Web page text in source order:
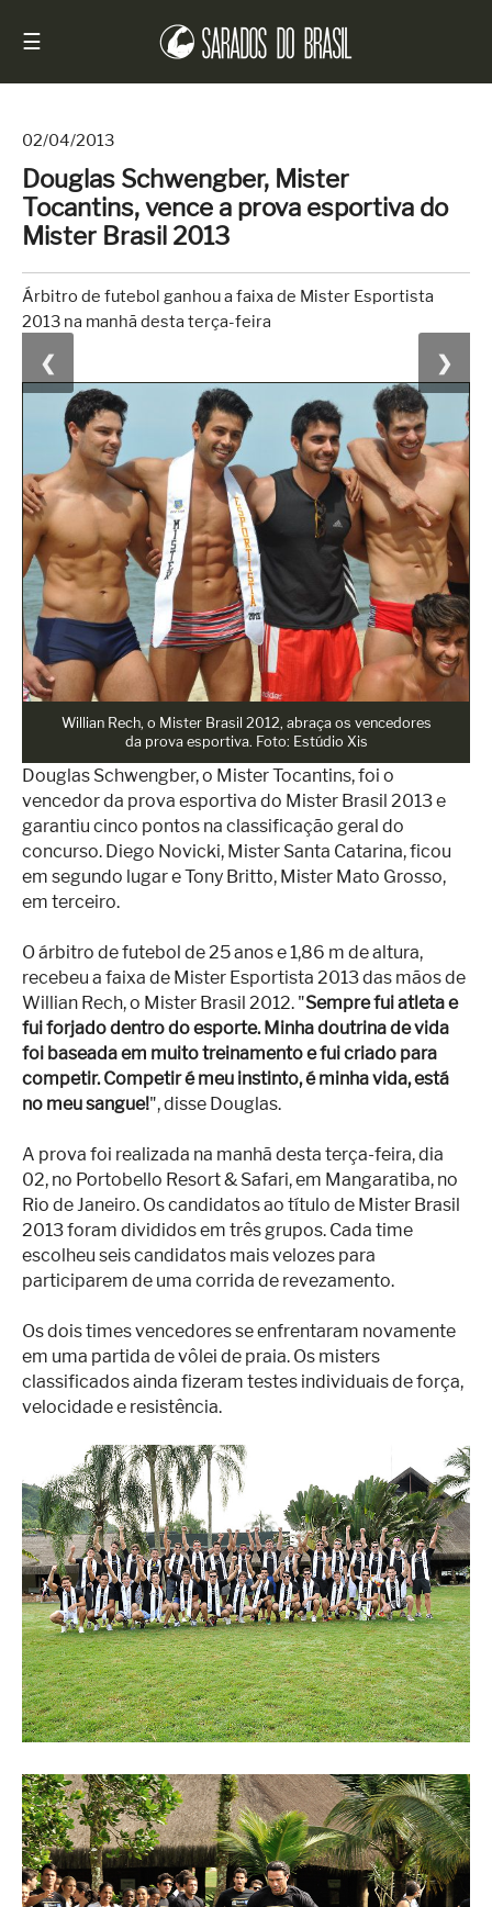
☰
Início
Notícias
do
Brasil
Entrevistas
Antes
Depois
Superação
Fisiculturismo
Anabolizantes
Suplementação
Alimentação
Treino
Ensaios
Concursos
Moda
Contato
02/04/2013
Douglas Schwengber, Mister
Tocantins, vence a prova esportiva do
Mister Brasil 2013
Árbitro de futebol ganhou a faixa de Mister Esportista
2013 na manhã desta terça-feira
❮ ❯
Willian Rech, o Mister Brasil 2012, abraça os vencedores
da prova esportiva. Foto: Estúdio Xis
Douglas Schwengber, o Mister Tocantins, foi o
vencedor da prova esportiva do Mister Brasil 2013 e
garantiu cinco pontos na classificação geral do
concurso. Diego Novicki, Mister Santa Catarina, ficou
em segundo lugar e Tony Britto, Mister Mato Grosso,
em terceiro.
O árbitro de futebol de 25 anos e 1,86 m de altura,
recebeu a faixa de Mister Esportista 2013 das mãos de
Willian Rech, o Mister Brasil 2012. "Sempre fui atleta e
fui forjado dentro do esporte. Minha doutrina de vida
foi baseada em muito treinamento e fui criado para
competir. Competir é meu instinto, é minha vida, está
no meu sangue!", disse Douglas.
A prova foi realizada na manhã desta terça-feira, dia
02, no Portobello Resort & Safari, em Mangaratiba, no
Rio de Janeiro. Os candidatos ao título de Mister Brasil
2013 foram divididos em três grupos. Cada time
escolheu seis candidatos mais velozes para
participarem de uma corrida de revezamento.
Os dois times vencedores se enfrentaram novamente
em uma partida de vôlei de praia. Os misters
classificados ainda fizeram testes individuais de força,
velocidade e resistência.